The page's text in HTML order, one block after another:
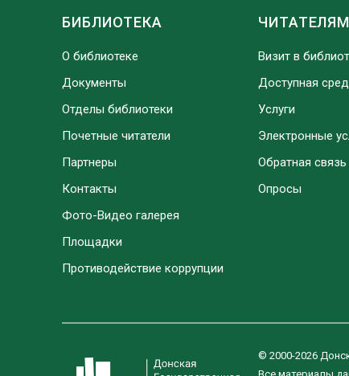
БИБЛИОТЕКА
О библиотеке
Документы
Отделы библиотеки
Почетные читатели
Партнеры
Контакты
Фото-Видео галерея
Площадки
Противодействие коррупции
ЧИТАТЕЛЯМ
Визит в
Доступная
Услуги
Электронные
Обратная связь
Опросы
© 2000-2026